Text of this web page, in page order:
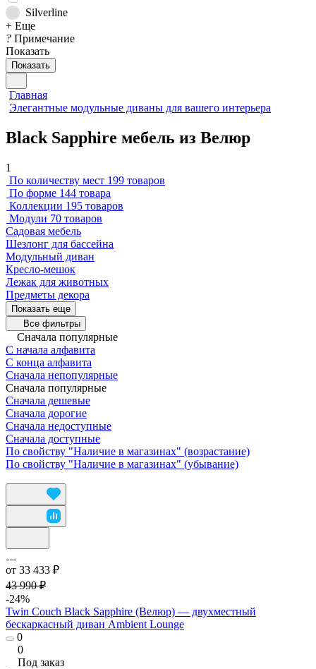
Silverline
+ Еще
? Примечание
Показать
Показать
Главная
Элегантные модульные диваны для вашего интерьера
Black Sapphire мебель из Велюр
1
По количеству мест 199 товаров
По форме 144 товара
Коллекции 195 товаров
Модули 70 товаров
Садовая мебель
Шезлонг для бассейна
Модульный диван
Кресло-мешок
Лежак для животных
Предметы декора
Показать еще
Все фильтры
Сначала популярные
С начала алфавита
С конца алфавита
Сначала непопулярные
Сначала популярные
Сначала дешевые
Сначала дорогие
Сначала недоступные
Сначала доступные
По свойству "Наличие в магазинах" (возрастание)
По свойству "Наличие в магазинах" (убывание)
от 33 433 ₽
43 990 ₽
-24%
Twin Couch Black Sapphire (Велюр) — двухместный
бескаркасный диван Ambient Lounge
0
0
Под заказ